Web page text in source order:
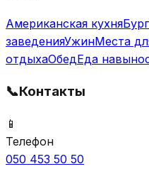
Американская кухня
заведенияУжинМеста
отдыхаОбедЕда
📞Контакты
📱
Телефон
050 453 50 50